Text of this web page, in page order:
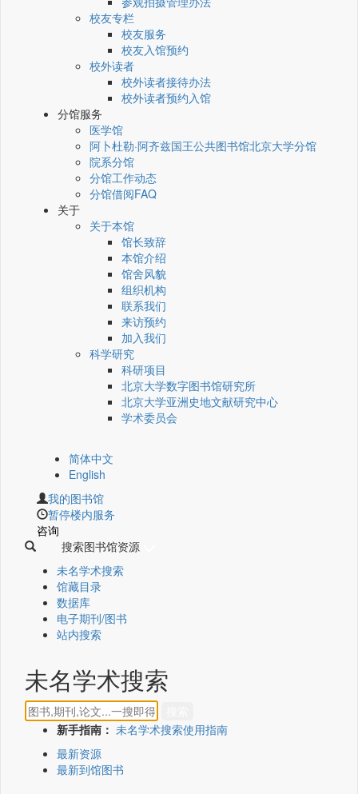
校友专栏
校友服务
校友入馆预约
校外读者
校外读者接待办法
校外读者预约入馆
分馆服务
医学馆
阿卜杜勒·阿齐兹国王公共图书馆北京大学分馆
院系分馆
分馆工作动态
分馆借阅FAQ
关于
关于本馆
馆长致辞
本馆介绍
馆舍风貌
组织机构
联系我们
来访预约
加入我们
科学研究
科研项目
北京大学数字图书馆研究所
北京大学亚洲史地文献研究中心
学术委员会
简体中文
English
我的图书馆
暂停楼内服务
咨询
搜索图书馆资源
未名学术搜索
馆藏目录
数据库
电子期刊/图书
站内搜索
未名学术搜索
新手指南： 未名学术搜索使用指南
最新资源
最新到馆图书